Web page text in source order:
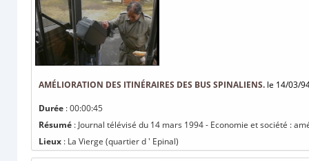
AMÉLIORATION DES ITINÉRAIRES DES BUS SPINALIENS. le 14/03/
Durée : 00:00:45
Résumé : Journal télévisé du 14 mars 1994 - Economie et société :
Lieux : La Vierge (quartier d ' Epinal)